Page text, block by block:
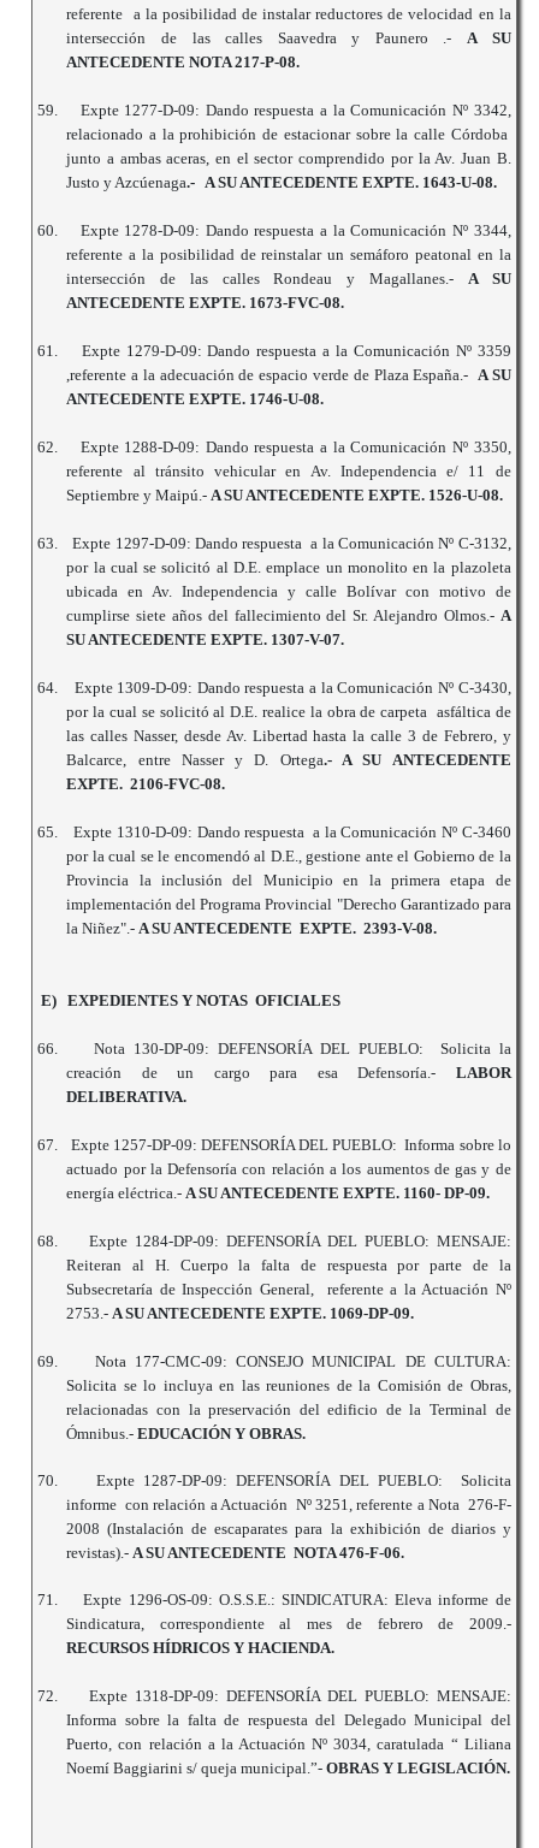
referente a la posibilidad de instalar reductores de velocidad en la
intersección de las calles Saavedra y Paunero .-A SU
ANTECEDENTE NOTA 217-P-08.
59.
Expte 1277-D-09: Dando respuesta a la Comunicación Nº 3342,
relacionado a la prohibición de estacionar sobre la calle Córdoba
junto a ambas aceras, en el sector comprendido por la Av. Juan B.
Justo y Azcúenaga.- A SU ANTECEDENTE EXPTE. 1643-U-08.
60.
Expte 1278-D-09: Dando respuesta a la Comunicación Nº 3344,
referente a la posibilidad de reinstalar un semáforo peatonal en la
intersección de las calles Rondeau y Magallanes.- A SU
ANTECEDENTE EXPTE. 1673-FVC-08.
61.
Expte 1279-D-09: Dando respuesta a la Comunicación Nº 3359
,referente a la adecuación de espacio verde de Plaza España.- A SU
ANTECEDENTE EXPTE. 1746-U-08.
62.
Expte 1288-D-09: Dando respuesta a la Comunicación Nº 3350,
referente al tránsito vehicular en Av. Independencia e/ 11 de
Septiembre y Maipú.-A SU ANTECEDENTE EXPTE. 1526-U-08.
63.
Expte 1297-D-09: Dando respuesta a la Comunicación Nº C-3132,
por la cual se solicitó al D.E. emplace un monolito en la plazoleta
ubicada en Av. Independencia y calle Bolívar con motivo de
cumplirse siete años del fallecimiento del Sr. Alejandro Olmos.- A
SU ANTECEDENTE EXPTE. 1307-V-07.
64.
Expte 1309-D-09: Dando respuesta a la Comunicación Nº C-3430,
por la cual se solicitó al D.E. realice la obra de carpeta asfáltica de
las calles Nasser, desde Av. Libertad hasta la calle 3 de Febrero, y
Balcarce, entre Nasser y D. Ortega.- A SU ANTECEDENTE
EXPTE. 2106-FVC-08.
65.
Expte 1310-D-09: Dando respuesta a la Comunicación Nº C-3460
por la cual se le encomendó al D.E., gestione ante el Gobierno de la
Provincia la inclusión del Municipio en la primera etapa de
implementación del Programa Provincial "Derecho Garantizado para
la Niñez".-A SU ANTECEDENTE EXPTE. 2393-V-08.
E) EXPEDIENTES Y NOTAS OFICIALES
66.
Nota 130-DP-09: DEFENSORÍA DEL PUEBLO: Solicita la
creación de un cargo para esa Defensoría.- LABOR
DELIBERATIVA.
67.
Expte 1257-DP-09: DEFENSORÍA DEL PUEBLO: Informa sobre lo
actuado por la Defensoría con relación a los aumentos de gas y de
energía eléctrica.-A SU ANTECEDENTE EXPTE. 1160- DP-09.
68.
Expte 1284-DP-09: DEFENSORÍA DEL PUEBLO: MENSAJE:
Reiteran al H. Cuerpo la falta de respuesta por parte de la
Subsecretaría de Inspección General, referente a la Actuación Nº
2753.-A SU ANTECEDENTE EXPTE. 1069-DP-09.
69.
Nota 177-CMC-09: CONSEJO MUNICIPAL DE CULTURA:
Solicita se lo incluya en las reuniones de la Comisión de Obras,
relacionadas con la preservación del edificio de la Terminal de
Ómnibus.-EDUCACIÓN Y OBRAS.
70.
Expte 1287-DP-09: DEFENSORÍA DEL PUEBLO: Solicita
informe con relación a Actuación Nº 3251, referente a Nota 276-F-
2008 (Instalación de escaparates para la exhibición de diarios y
revistas).-A SU ANTECEDENTE NOTA 476-F-06.
71.
Expte 1296-OS-09: O.S.S.E.: SINDICATURA: Eleva informe de
Sindicatura, correspondiente al mes de febrero de 2009.-
RECURSOS HÍDRICOS Y HACIENDA.
72.
Expte 1318-DP-09: DEFENSORÍA DEL PUEBLO: MENSAJE:
Informa sobre la falta de respuesta del Delegado Municipal del
Puerto, con relación a la Actuación Nº 3034, caratulada “ Liliana
Noemí Baggiarini s/ queja municipal.”-OBRAS Y LEGISLACIÓN.